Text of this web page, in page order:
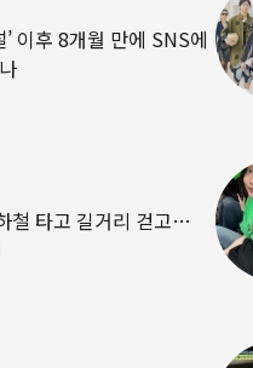
이후 8개월 만에 SNS에
철 타고 길거리 걷고…